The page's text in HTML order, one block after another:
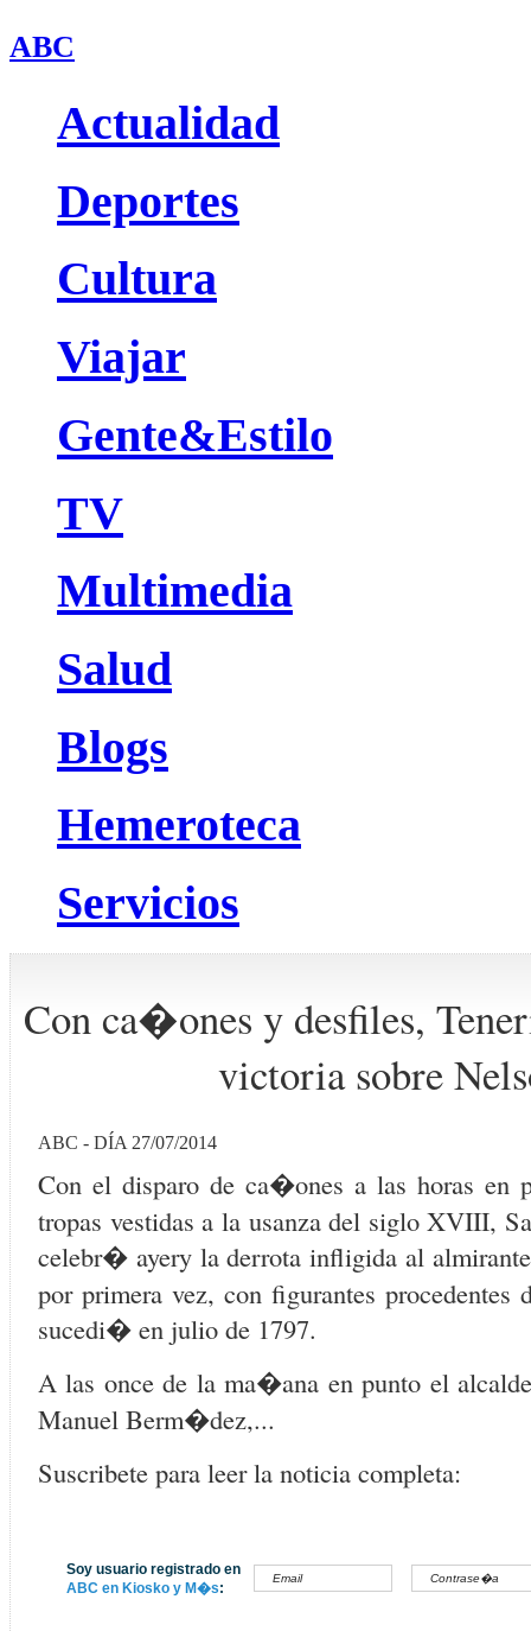
ABC
Actualidad
Deportes
Cultura
Viajar
Gente&Estilo
TV
Multimedia
Salud
Blogs
Hemeroteca
Servicios
Con ca�ones y desfiles,
victoria sobre
ABC - DÍA 27/07/2014
Con el disparo de ca�ones a las horas en
tropas vestidas a la usanza del siglo XVIII,
celebr� ayery la derrota infligida al
por primera vez, con figurantes procedentes
sucedi� en julio de 1797.
A las once de la ma�ana en punto el
Manuel Berm�dez,...
Suscribete para leer la noticia completa:
Soy usuario registrado en
ABC en Kiosko y M�s: